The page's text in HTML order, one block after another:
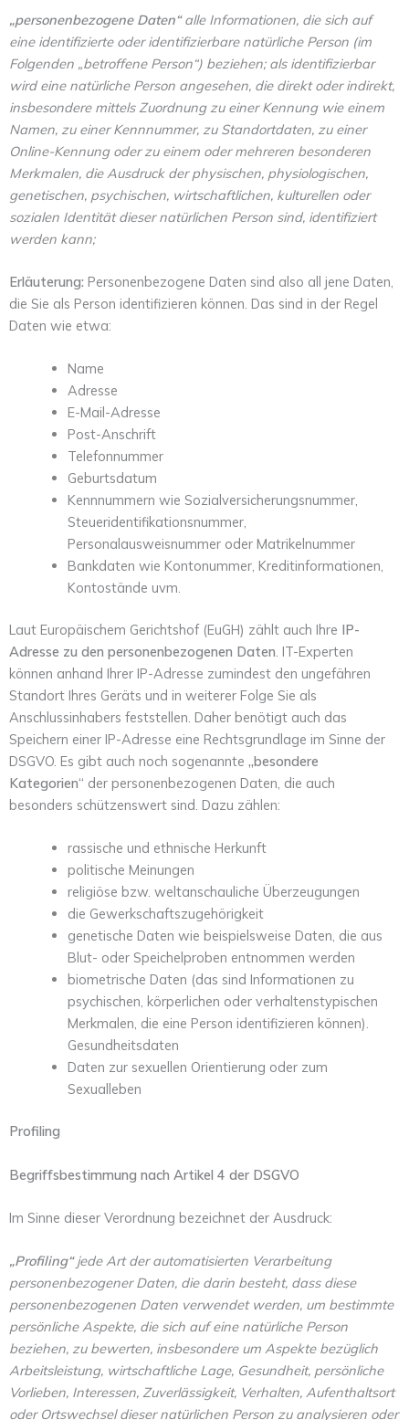
„personenbezogene Daten“alle Informationen, die sich auf
eine identifizierte oder identifizierbare natürliche Person (im
Folgenden „betroffene Person“) beziehen; als identifizierbar
wird eine natürliche Person angesehen, die direkt oder indirekt,
insbesondere mittels Zuordnung zu einer Kennung wie einem
Namen, zu einer Kennnummer, zu Standortdaten, zu einer
Online-Kennung oder zu einem oder mehreren besonderen
Merkmalen, die Ausdruck der physischen, physiologischen,
genetischen, psychischen, wirtschaftlichen, kulturellen oder
sozialen Identität dieser natürlichen Person sind, identifiziert
werden kann;
Erläuterung: Personenbezogene Daten sind also all jene Daten,
die Sie als Person identifizieren können. Das sind in der Regel
Daten wie etwa:
Name
Adresse
E-Mail-Adresse
Post-Anschrift
Telefonnummer
Geburtsdatum
Kennnummern wie Sozialversicherungsnummer,
Steueridentifikationsnummer,
Personalausweisnummer oder Matrikelnummer
Bankdaten wie Kontonummer, Kreditinformationen,
Kontostände uvm.
Laut Europäischem Gerichtshof (EuGH) zählt auch Ihre IP-
Adresse zu den personenbezogenen Daten. IT-Experten
können anhand Ihrer IP-Adresse zumindest den ungefähren
Standort Ihres Geräts und in weiterer Folge Sie als
Anschlussinhabers feststellen. Daher benötigt auch das
Speichern einer IP-Adresse eine Rechtsgrundlage im Sinne der
DSGVO. Es gibt auch noch sogenannte „besondere
Kategorien“ der personenbezogenen Daten, die auch
besonders schützenswert sind. Dazu zählen:
rassische und ethnische Herkunft
politische Meinungen
religiöse bzw. weltanschauliche Überzeugungen
die Gewerkschaftszugehörigkeit
genetische Daten wie beispielsweise Daten, die aus
Blut- oder Speichelproben entnommen werden
biometrische Daten (das sind Informationen zu
psychischen, körperlichen oder verhaltenstypischen
Merkmalen, die eine Person identifizieren können).
Gesundheitsdaten
Daten zur sexuellen Orientierung oder zum
Sexualleben
Profiling
Begriffsbestimmung nach Artikel 4 der DSGVO
Im Sinne dieser Verordnung bezeichnet der Ausdruck:
„Profiling“jede Art der automatisierten Verarbeitung
personenbezogener Daten, die darin besteht, dass diese
personenbezogenen Daten verwendet werden, um bestimmte
persönliche Aspekte, die sich auf eine natürliche Person
beziehen, zu bewerten, insbesondere um Aspekte bezüglich
Arbeitsleistung, wirtschaftliche Lage, Gesundheit, persönliche
Vorlieben, Interessen, Zuverlässigkeit, Verhalten, Aufenthaltsort
oder Ortswechsel dieser natürlichen Person zu analysieren oder